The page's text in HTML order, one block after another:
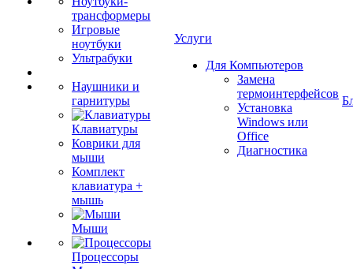
трансформеры
Игровые
ноутбуки
Ультрабуки
Наушники и
гарнитуры
Клавиатуры
Коврики для
мыши
Комплект
клавиатура +
мышь
Мыши
Процессоры
Услуги
Для Компьютеров
Замена
термоинтерфейсов
Установка
Windows или
Office
Диагностика